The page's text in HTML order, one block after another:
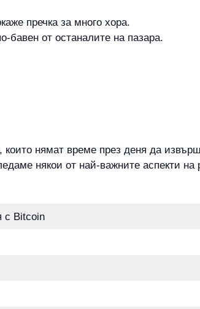
пречка за много хора.
бавен от останалите на пазара.
които нямат време през деня да
някои от най-важните аспекти на
с Bitcoin